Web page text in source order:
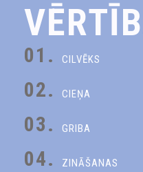
01. CILVĒKS
02. CIEŅA
03. GRIBA
04. ZINĀŠANAS